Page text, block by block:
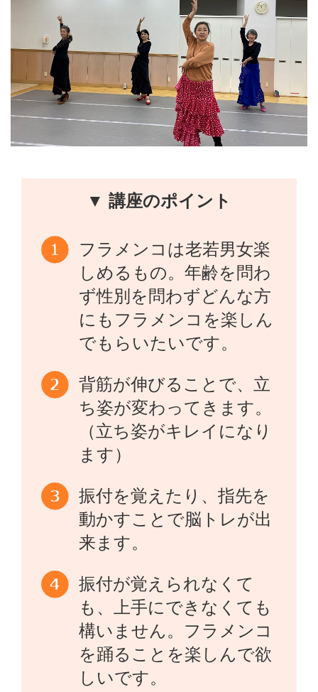
▼ 講座のポイント
フラメンコは老若男女楽
しめるもの。年齢を問わ
ず性別を問わずどんな方
にもフラメンコを楽しん
でもらいたいです。
背筋が伸びることで、立
ち姿が変わってきます。
（立ち姿がキレイになり
ます）
振付を覚えたり、指先を
動かすことで脳トレが出
来ます。
振付が覚えられなくて
も、上手にできなくても
構いません。フラメンコ
を踊ることを楽しんで欲
しいです。